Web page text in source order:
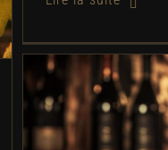
Les briquets
comment
compagnon